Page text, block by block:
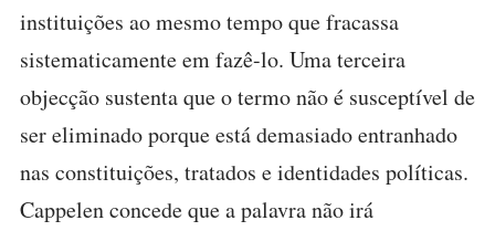
instituições ao mesmo tempo que fracassa
sistematicamente em fazê-lo. Uma terceira
objecção sustenta que o termo não é susceptível de
ser eliminado porque está demasiado entranhado
nas constituições, tratados e identidades políticas.
Cappelen concede que a palavra não irá